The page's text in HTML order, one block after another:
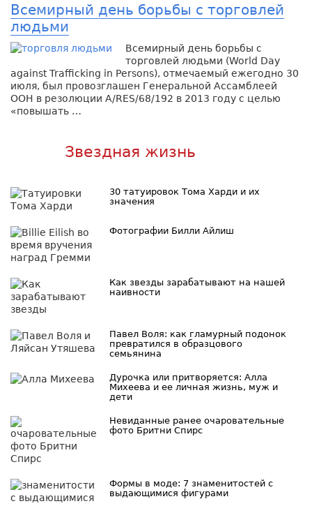
Всемирный день борьбы с торговлей
людьми
Всемирный день борьбы с
торговлей людьми (World Day
against Trafficking in Persons), отмечаемый ежегодно 30
июля, был провозглашен Генеральной Ассамблеей
ООН в резолюции A/RES/68/192 в 2013 году с целью
«повышать …
Звездная жизнь
30 татуировок Тома Харди и их
значения
Фотографии Билли Айлиш
Как звезды зарабатывают на нашей
наивности
Павел Воля: как гламурный подонок
превратился в образцового
семьянина
Дурочка или притворяется: Алла
Михеева и ее личная жизнь, муж и
дети
Невиданные ранее очаровательные
фото Бритни Спирс
Формы в моде: 7 знаменитостей с
выдающимися фигурами